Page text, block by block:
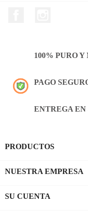
100% PURO
PAGO
ENTREGA
PRODUCTOS
NUESTRA EMPRESA
SU CUENTA